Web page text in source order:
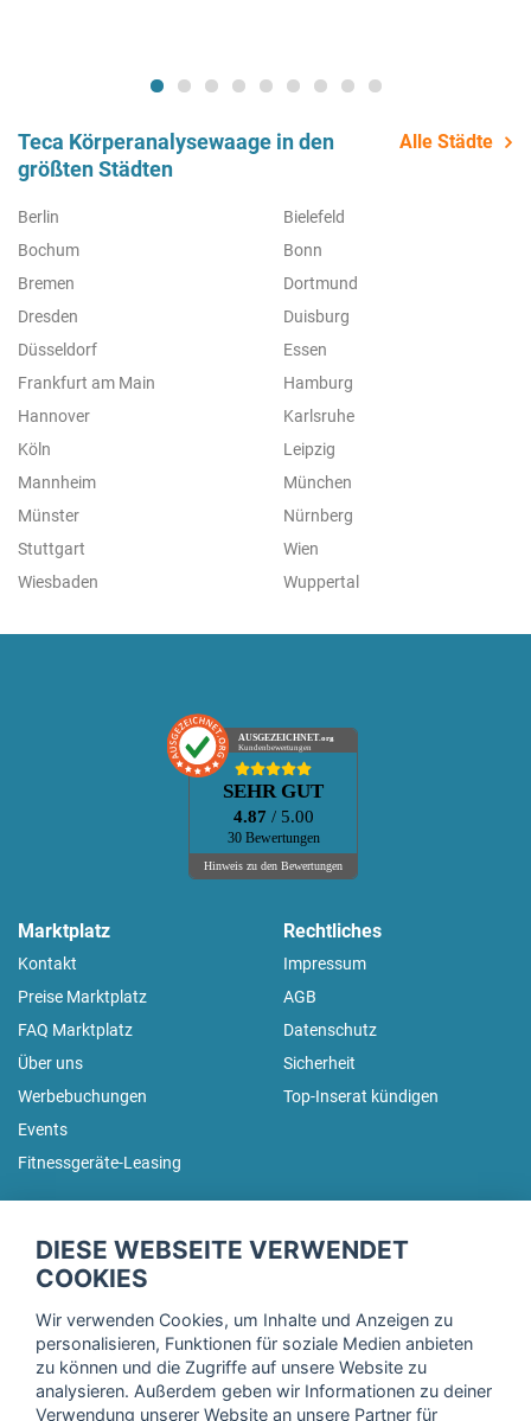
Teca Körperanalysewaage in den
größten Städten
Alle Städte
Berlin
Bielefeld
Bochum
Bonn
Bremen
Dortmund
Dresden
Duisburg
Düsseldorf
Essen
Frankfurt am Main
Hamburg
Hannover
Karlsruhe
Köln
Leipzig
Mannheim
München
Münster
Nürnberg
Stuttgart
Wien
Wiesbaden
Wuppertal
AUSGEZEICHNET.org
Kundenbewertungen
SEHR GUT
4.87 / 5.00
30 Bewertungen
Hinweis zu den Bewertungen
Marktplatz
Kontakt
Preise Marktplatz
FAQ Marktplatz
Über uns
Werbebuchungen
Events
Fitnessgeräte-Leasing
Rechtliches
Impressum
AGB
Datenschutz
Sicherheit
Top-Inserat kündigen
Trage dich hier für unseren Newsletter ein und erhalte regelmäßig
Ich stimme der Verarbeitung meiner Daten, wie in der
DIESE WEBSEITE VERWENDET
COOKIES
Wir verwenden Cookies, um Inhalte und Anzeigen zu
personalisieren, Funktionen für soziale Medien anbieten
zu können und die Zugriffe auf unsere Website zu
analysieren. Außerdem geben wir Informationen zu deiner
Verwendung unserer Website an unsere Partner für